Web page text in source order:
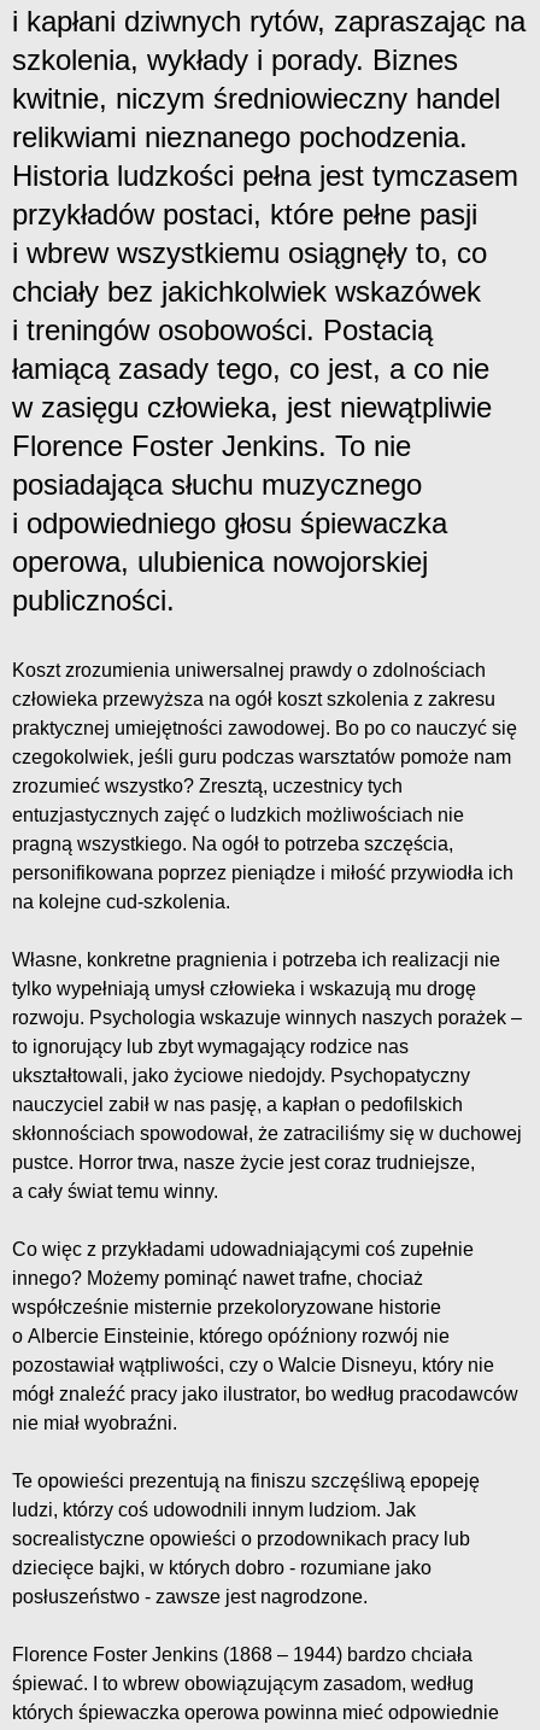
i kapłani dziwnych rytów, zapraszając na
szkolenia, wykłady i porady. Biznes
kwitnie, niczym średniowieczny handel
relikwiami nieznanego pochodzenia.
Historia ludzkości pełna jest tymczasem
przykładów postaci, które pełne pasji
i wbrew wszystkiemu osiągnęły to, co
chciały bez jakichkolwiek wskazówek
i treningów osobowości. Postacią
łamiącą zasady tego, co jest, a co nie
w zasięgu człowieka, jest niewątpliwie
Florence Foster Jenkins. To nie
posiadająca słuchu muzycznego
i odpowiedniego głosu śpiewaczka
operowa, ulubienica nowojorskiej
publiczności.
Koszt zrozumienia uniwersalnej prawdy o zdolnościach
człowieka przewyższa na ogół koszt szkolenia z zakresu
praktycznej umiejętności zawodowej. Bo po co nauczyć się
czegokolwiek, jeśli guru podczas warsztatów pomoże nam
zrozumieć wszystko? Zresztą, uczestnicy tych
entuzjastycznych zajęć o ludzkich możliwościach nie
pragną wszystkiego. Na ogół to potrzeba szczęścia,
personifikowana poprzez pieniądze i miłość przywiodła ich
na kolejne cud-szkolenia.
Własne, konkretne pragnienia i potrzeba ich realizacji nie
tylko wypełniają umysł człowieka i wskazują mu drogę
rozwoju. Psychologia wskazuje winnych naszych porażek –
to ignorujący lub zbyt wymagający rodzice nas
ukształtowali, jako życiowe niedojdy. Psychopatyczny
nauczyciel zabił w nas pasję, a kapłan o pedofilskich
skłonnościach spowodował, że zatraciliśmy się w duchowej
pustce. Horror trwa, nasze życie jest coraz trudniejsze,
a cały świat temu winny.
Co więc z przykładami udowadniającymi coś zupełnie
innego? Możemy pominąć nawet trafne, chociaż
współcześnie misternie przekoloryzowane historie
o Albercie Einsteinie, którego opóźniony rozwój nie
pozostawiał wątpliwości, czy o Walcie Disneyu, który nie
mógł znaleźć pracy jako ilustrator, bo według pracodawców
nie miał wyobraźni.
Te opowieści prezentują na finiszu szczęśliwą epopeję
ludzi, którzy coś udowodnili innym ludziom. Jak
socrealistyczne opowieści o przodownikach pracy lub
dziecięce bajki, w których dobro - rozumiane jako
posłuszeństwo - zawsze jest nagrodzone.
Florence Foster Jenkins (1868 – 1944) bardzo chciała
śpiewać. I to wbrew obowiązującym zasadom, według
których śpiewaczka operowa powinna mieć odpowiednie